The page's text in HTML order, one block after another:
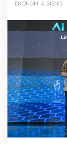
EKONOMI & BISNIS